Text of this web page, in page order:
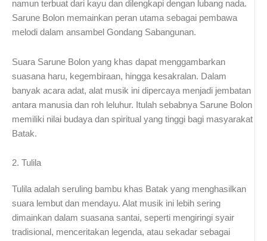
namun terbuat dari kayu dan dilengkapi dengan lubang nada.
Sarune Bolon memainkan peran utama sebagai pembawa
melodi dalam ansambel Gondang Sabangunan.
Suara Sarune Bolon yang khas dapat menggambarkan
suasana haru, kegembiraan, hingga kesakralan. Dalam
banyak acara adat, alat musik ini dipercaya menjadi jembatan
antara manusia dan roh leluhur. Itulah sebabnya Sarune Bolon
memiliki nilai budaya dan spiritual yang tinggi bagi masyarakat
Batak.
2. Tulila
Tulila adalah seruling bambu khas Batak yang menghasilkan
suara lembut dan mendayu. Alat musik ini lebih sering
dimainkan dalam suasana santai, seperti mengiringi syair
tradisional, menceritakan legenda, atau sekadar sebagai